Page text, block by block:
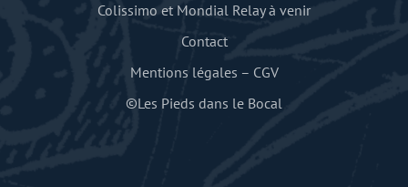
Colissimo et Mondial Relay à venir
Contact
Mentions légales – CGV
©Les Pieds dans le Bocal